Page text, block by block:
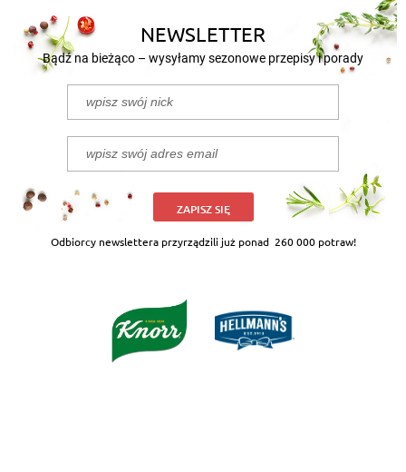
NEWSLETTER
Bądź na bieżąco – wysyłamy sezonowe przepisy i porady
ZAPISZ SIĘ
Odbiorcy newslettera przyrządzili już ponad 260 000 potraw!